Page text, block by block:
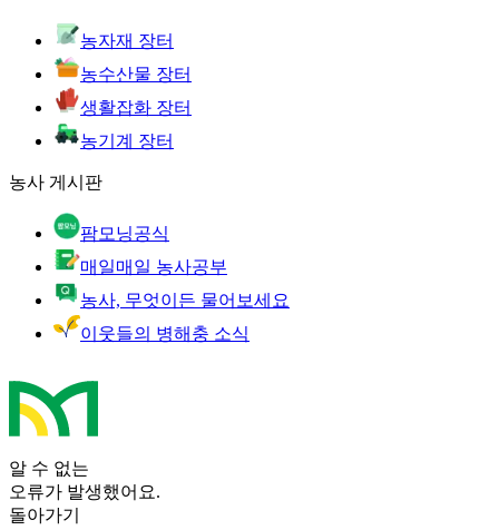
농자재 장터
농수산물 장터
생활잡화 장터
농기계 장터
농사 게시판
팜모닝공식
매일매일 농사공부
농사, 무엇이든 물어보세요
이웃들의 병해충 소식
알 수 없는
오류가 발생했어요.
돌아가기